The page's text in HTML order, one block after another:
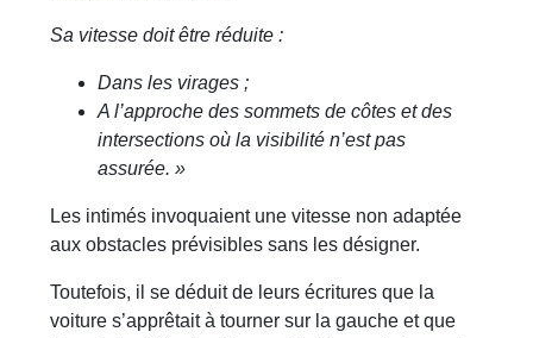
Sa vitesse doit être réduite :
Dans les virages ;
A l’approche des sommets de côtes et des
intersections où la visibilité n’est pas
assurée. »
Les intimés invoquaient une vitesse non adaptée
aux obstacles prévisibles sans les désigner.
Toutefois, il se déduit de leurs écritures que la
voiture s’apprêtait à tourner sur la gauche et que